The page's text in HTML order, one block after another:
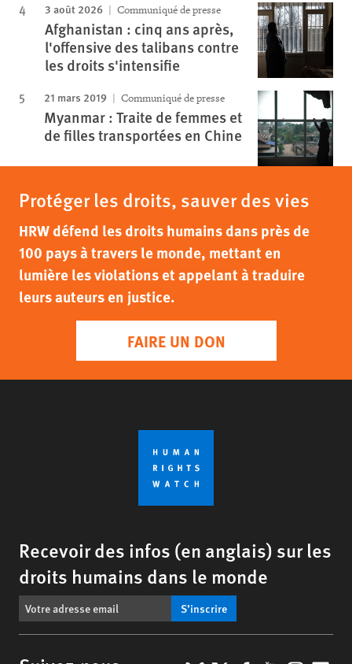
3 août 2026 Communiqué de presse
Afghanistan : cinq ans après,
l'offensive des talibans contre
les droits s'intensifie
21 mars 2019 Communiqué de presse
Myanmar : Traite de femmes et
de filles transportées en Chine
Protéger les droits, sauver des vies
HRW défend les droits humains dans près de
100 pays à travers le monde, mettant en
lumière les violations et appelant à traduire
leurs auteurs en justice.
FAIRE UN DON
Recevoir des infos (en anglais) sur les
droits humains dans le monde
S’inscrire